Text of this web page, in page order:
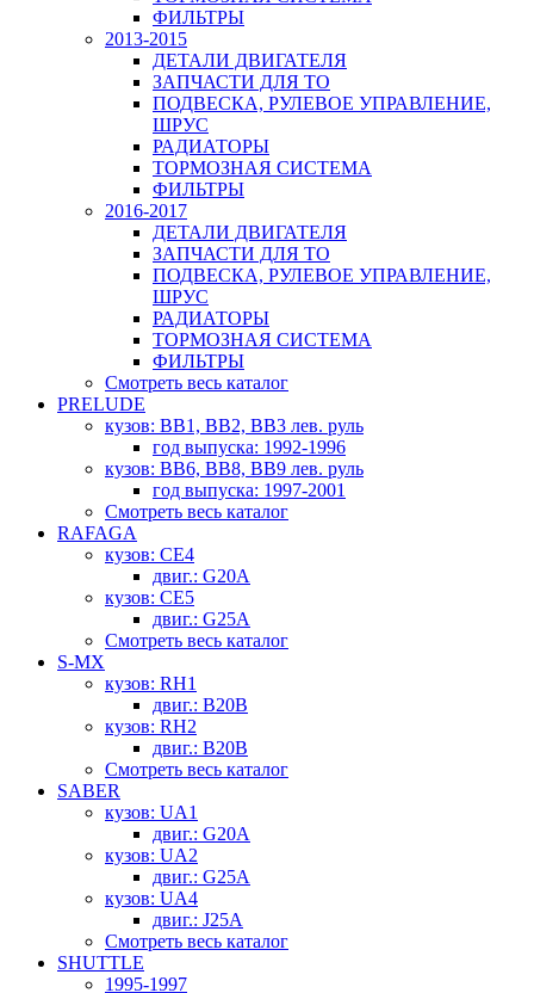
ФИЛЬТРЫ
2013-2015
ДЕТАЛИ ДВИГАТЕЛЯ
ЗАПЧАСТИ ДЛЯ ТО
ПОДВЕСКА, РУЛЕВОЕ УПРАВЛЕНИЕ,
ШРУС
РАДИАТОРЫ
ТОРМОЗНАЯ СИСТЕМА
ФИЛЬТРЫ
2016-2017
ДЕТАЛИ ДВИГАТЕЛЯ
ЗАПЧАСТИ ДЛЯ ТО
ПОДВЕСКА, РУЛЕВОЕ УПРАВЛЕНИЕ,
ШРУС
РАДИАТОРЫ
ТОРМОЗНАЯ СИСТЕМА
ФИЛЬТРЫ
Смотреть весь каталог
PRELUDE
кузов: BB1, BB2, BB3 лев. руль
год выпуска: 1992-1996
кузов: BB6, BB8, BB9 лев. руль
год выпуска: 1997-2001
Смотреть весь каталог
RAFAGA
кузов: CE4
двиг.: G20A
кузов: CE5
двиг.: G25A
Смотреть весь каталог
S-MX
кузов: RH1
двиг.: B20B
кузов: RH2
двиг.: B20B
Смотреть весь каталог
SABER
кузов: UA1
двиг.: G20A
кузов: UA2
двиг.: G25A
кузов: UA4
двиг.: J25A
Смотреть весь каталог
SHUTTLE
1995-1997